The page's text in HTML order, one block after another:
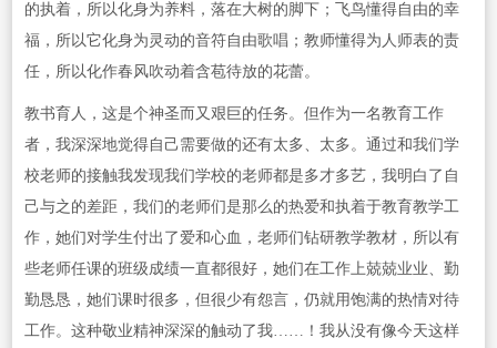
的执着，所以化身为养料，落在大树的脚下；飞鸟懂得自由的幸
福，所以它化身为灵动的音符自由歌唱；教师懂得为人师表的责
任，所以化作春风吹动着含苞待放的花蕾。
教书育人，这是个神圣而又艰巨的任务。但作为一名教育工作
者，我深深地觉得自己需要做的还有太多、太多。通过和我们学
校老师的接触我发现我们学校的老师都是多才多艺，我明白了自
己与之的差距，我们的老师们是那么的热爱和执着于教育教学工
作，她们对学生付出了爱和心血，老师们钻研教学教材，所以有
些老师任课的班级成绩一直都很好，她们在工作上兢兢业业、勤
勤恳恳，她们课时很多，但很少有怨言，仍就用饱满的热情对待
工作。这种敬业精神深深的触动了我……！我从没有像今天这样